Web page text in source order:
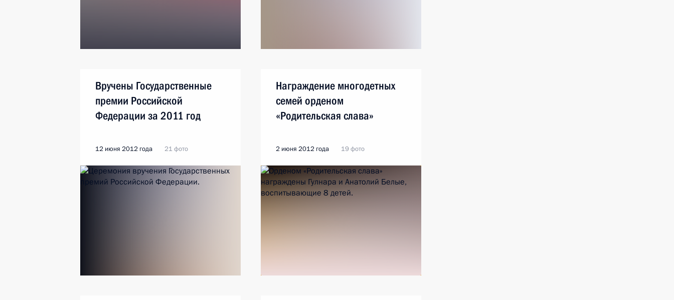
Вручены Государственные
премии Российской
Федерации за 2011 год
12 июня 2012 года 21 фото
Награждение многодетных
семей орденом
«Родительская слава»
2 июня 2012 года 19 фото